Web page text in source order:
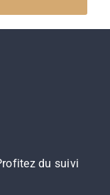
du suivi